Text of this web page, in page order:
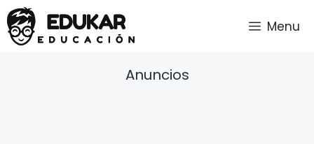
Saltar
al
contenido
Menu
Anuncios